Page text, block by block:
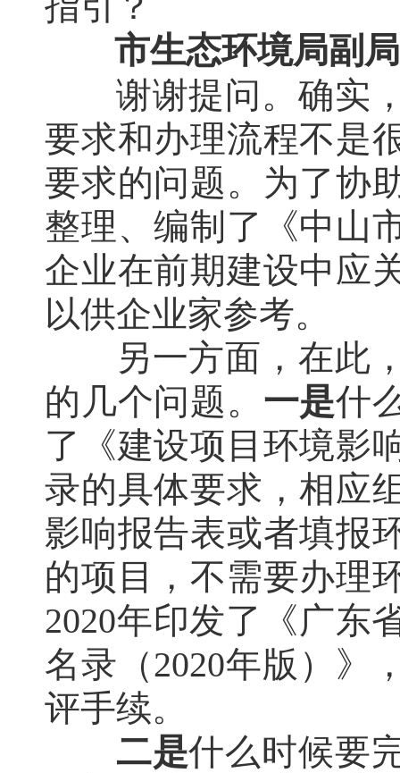
市生态环境局副
谢谢提问。确实
要求和办理流程不是
要求的问题。为了协
整理、编制了《中山
企业在前期建设中应
以供企业家参考。
另一方面，在此
的几个问题。 一是什
了《建设项目环境影
录的具体要求，相应
影响报告表或者填报
的项目，不需要办理
2020年印发了《广东
名录（2020年版）》
评手续。
二是什么时候要